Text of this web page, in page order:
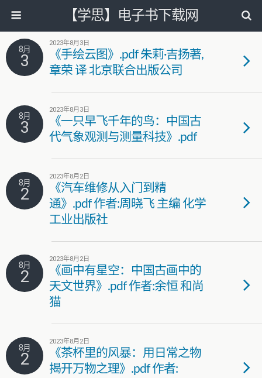
【学思】电子书下载网
8月
3
2023年8月3日
《手绘云图》.pdf 朱莉·吉扬著,
章荣 译 北京联合出版公司
8月
3
2023年8月3日
《一只早飞千年的鸟：中国古
代气象观测与测量科技》.pdf
8月
2
2023年8月2日
《汽车维修从入门到精
通》.pdf 作者:周晓飞 主编 化学
工业出版社
8月
2
2023年8月2日
《画中有星空：中国古画中的
天文世界》.pdf 作者:余恒 和尚
猫
8月
2
2023年8月2日
《茶杯里的风暴：用日常之物
揭开万物之理》.pdf 作者: